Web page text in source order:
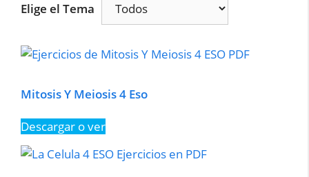
Elige el Tema
Mitosis Y Meiosis 4 Eso
Descargar o ver